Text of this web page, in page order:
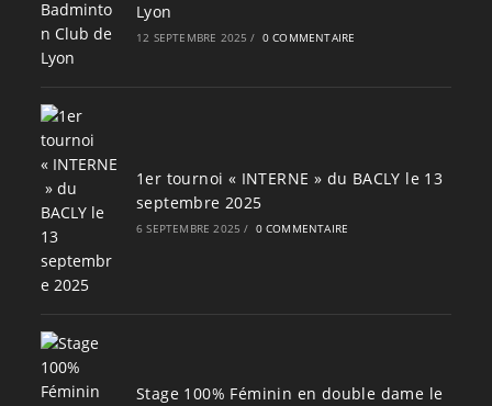
Lyon
12 SEPTEMBRE 2025 / 0 COMMENTAIRE
1er tournoi « INTERNE » du BACLY le 13
septembre 2025
6 SEPTEMBRE 2025 / 0 COMMENTAIRE
Stage 100% Féminin en double dame le